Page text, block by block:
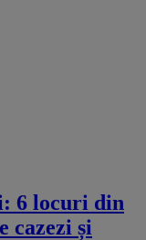
6 locuri din
cazezi și